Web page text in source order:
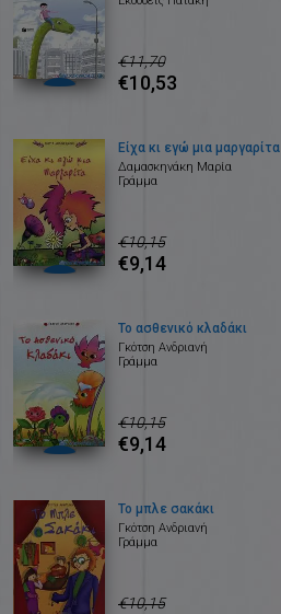
€11,70
€10,53
Είχα κι εγώ μια μαργαρίτα
Δαμασκηνάκη Μαρία
Γράμμα
€10,15
€9,14
Το ασθενικό κλαδάκι
Γκότση Ανδριανή
Γράμμα
€10,15
€9,14
Το μπλε σακάκι
Γκότση Ανδριανή
Γράμμα
€10,15